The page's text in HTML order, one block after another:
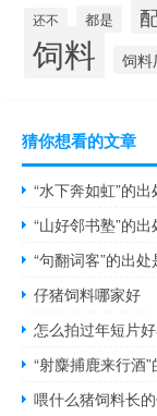
还不 都是
饲料 饲料
猜你想看的文章
“水下奔如虹”的出
“山好邻书塾”的出
“句翻词客”的出处
仔猪饲料哪家好
怎么拍过年短片
“射麋捕鹿来行酒
喂什么猪饲料长